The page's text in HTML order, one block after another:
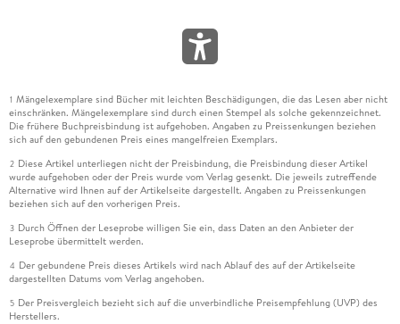
1 Mängelexemplare sind Bücher mit leichten Beschädigungen, die das Lesen aber nicht
einschränken. Mängelexemplare sind durch einen Stempel als solche gekennzeichnet.
Die frühere Buchpreisbindung ist aufgehoben. Angaben zu Preissenkungen beziehen
sich auf den gebundenen Preis eines mangelfreien Exemplars.
2 Diese Artikel unterliegen nicht der Preisbindung, die Preisbindung dieser Artikel
wurde aufgehoben oder der Preis wurde vom Verlag gesenkt. Die jeweils zutreffende
Alternative wird Ihnen auf der Artikelseite dargestellt. Angaben zu Preissenkungen
beziehen sich auf den vorherigen Preis.
3 Durch Öffnen der Leseprobe willigen Sie ein, dass Daten an den Anbieter der
Leseprobe übermittelt werden.
4 Der gebundene Preis dieses Artikels wird nach Ablauf des auf der Artikelseite
dargestellten Datums vom Verlag angehoben.
5 Der Preisvergleich bezieht sich auf die unverbindliche Preisempfehlung (UVP) des
Herstellers.